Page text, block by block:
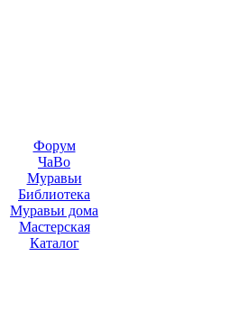
Форум
ЧаВо
Муравьи
Библиотека
Муравьи дома
Мастерская
Каталог